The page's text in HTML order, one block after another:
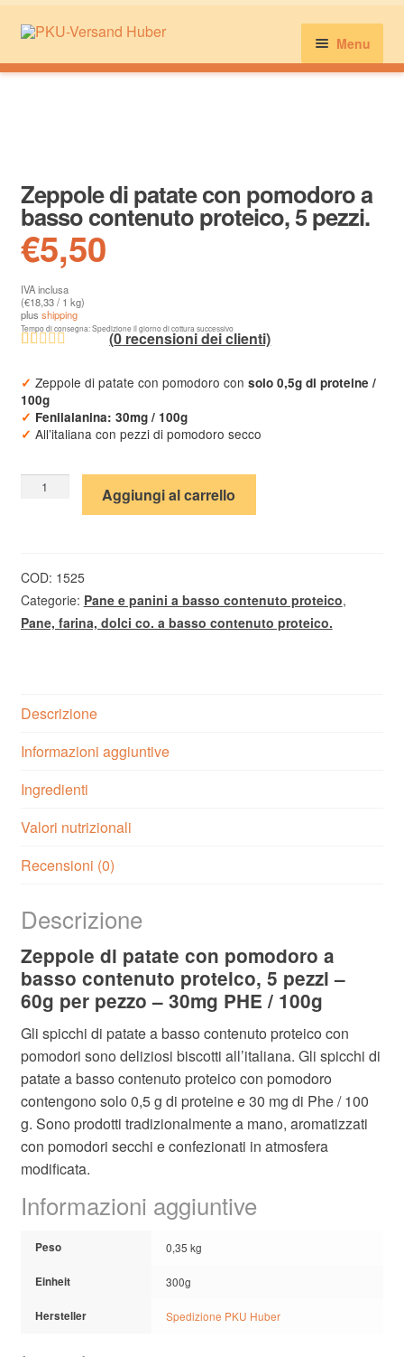
Menu
Pasta, riso, pancake e altro
Dolci e snack
Zeppole di patate con pomodoro a
basso contenuto proteico, 5 pezzi.
€5,50
IVA inclusa
(€18,33/ 1 kg)
plus shipping
Tempo di consegna: Spedizione il giorno di cottura successivo
4.48su 5 su
base di
recensioni
(0recensioni dei clienti)
✓ Zeppole di patate con pomodoro con solo 0,5g di proteine /
100g
✓ Fenilalanina: 30mg / 100g
✓ All’italiana con pezzi di pomodoro secco
Zeppole
pomodoro
a
basso
pezzi.
Aggiungi al carrello
COD: 1525
Categorie: Pane e panini a basso contenuto proteico,
Pane, farina, dolci co. a basso contenuto proteico.
Descrizione
Informazioni aggiuntive
Ingredienti
Valori nutrizionali
Recensioni (0)
Descrizione
Zeppole di patate con pomodoro a
basso contenuto proteico, 5 pezzi –
60g per pezzo – 30mg PHE / 100g
Gli spicchi di patate a basso contenuto proteico con
pomodori sono deliziosi biscotti all’italiana. Gli spicchi di
patate a basso contenuto proteico con pomodoro
contengono solo 0,5 g di proteine e 30 mg di Phe / 100
g. Sono prodotti tradizionalmente a mano, aromatizzati
con pomodori secchi e confezionati in atmosfera
modificata.
Informazioni aggiuntive
Peso 0,35 kg
Einheit 300g
Hersteller Spedizione PKU Huber